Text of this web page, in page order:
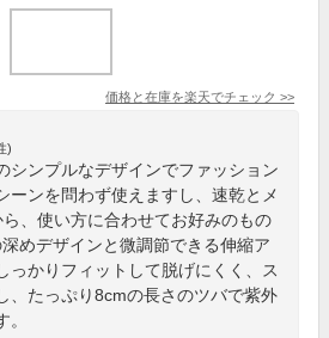
価格と在庫を楽天でチェック >>
)
シンプルなデザインでファッション
ーンを問わず使えますし、速乾とメ
、使い方に合わせてお好みのもの
めデザインと微調節できる伸縮ア
っかりフィットして脱げにくく、ス
、たっぷり8cmの長さのツバで紫外